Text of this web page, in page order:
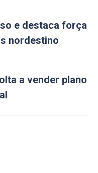
e destaca força
nordestino
a vender plano